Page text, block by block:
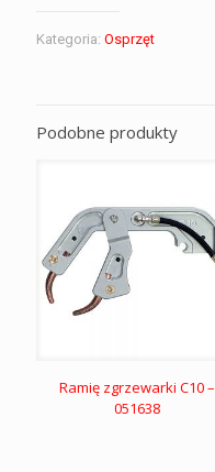
Kategoria: Osprzęt
Podobne produkty
Ramię zgrzewarki C10 –
051638